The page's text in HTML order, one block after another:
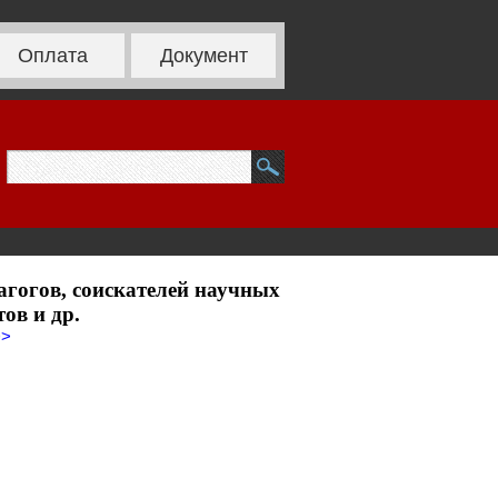
Оплата Документ
соискателей научных
и др.